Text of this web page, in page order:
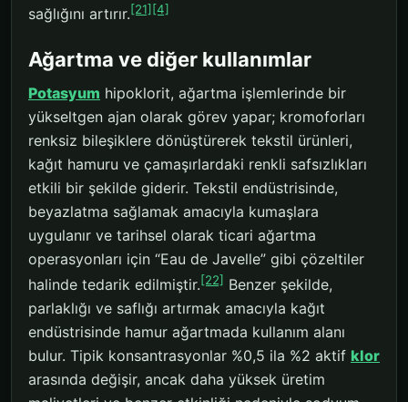
sağlığını artırır.[21] [4]
Ağartma ve diğer kullanımlar
Potasyum hipoklorit, ağartma işlemlerinde bir
yükseltgen ajan olarak görev yapar; kromoforları
renksiz bileşiklere dönüştürerek tekstil ürünleri,
kağıt hamuru ve çamaşırlardaki renkli safsızlıkları
etkili bir şekilde giderir. Tekstil endüstrisinde,
beyazlatma sağlamak amacıyla kumaşlara
uygulanır ve tarihsel olarak ticari ağartma
operasyonları için “Eau de Javelle” gibi çözeltiler
halinde tedarik edilmiştir.[22] Benzer şekilde,
parlaklığı ve saflığı artırmak amacıyla kağıt
endüstrisinde hamur ağartmada kullanım alanı
bulur. Tipik konsantrasyonlar %0,5 ila %2 aktif klor
arasında değişir, ancak daha yüksek üretim